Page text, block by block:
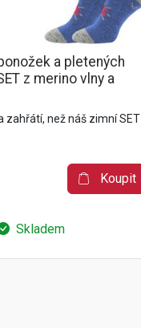
a pletených
z merino vlny a
zahřátí, než náš zimní SET
Koupit
Skladem